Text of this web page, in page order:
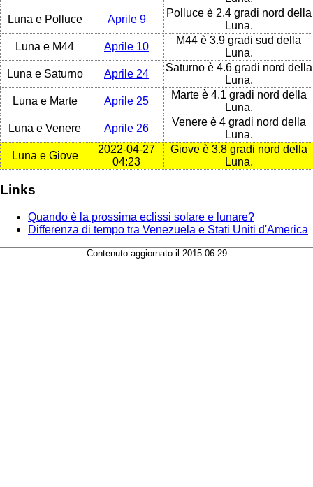
Luna e Polluce
Aprile 9
Polluce è 2.4 gradi nord della
Luna.
Luna e M44
Aprile 10
M44 è 3.9 gradi sud della
Luna.
Luna e Saturno
Aprile 24
Saturno è 4.6 gradi nord della
Luna.
Luna e Marte
Aprile 25
Marte è 4.1 gradi nord della
Luna.
Luna e Venere
Aprile 26
Venere è 4 gradi nord della
Luna.
Luna e Giove
2022-04-27
04:23
Giove è 3.8 gradi nord della
Luna.
Links
Quando è la prossima eclissi solare e lunare?
Differenza di tempo tra Venezuela e Stati Uniti d'America
Contenuto aggiornato il 2015-06-29